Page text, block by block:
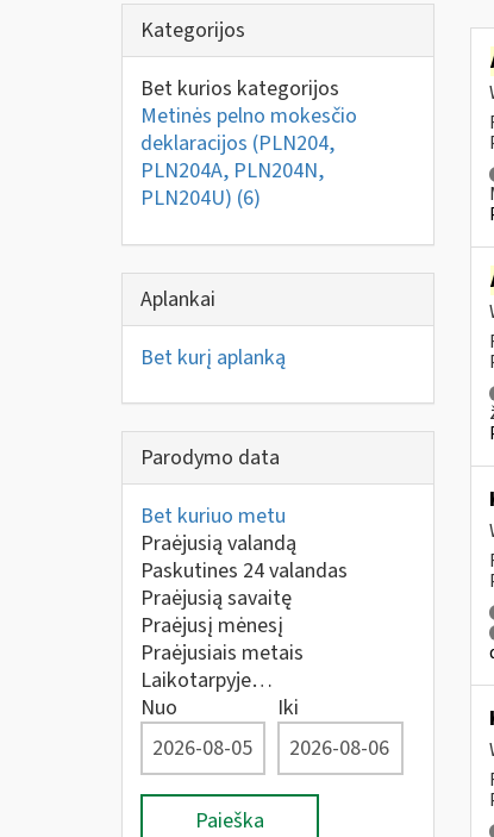
Kategorijos
Bet kurios kategorijos
Metinės pelno mokesčio
deklaracijos (PLN204,
PLN204A, PLN204N,
PLN204U) (6)
Aplankai
Bet kurį aplanką
Parodymo data
Bet kuriuo metu
Praėjusią valandą
Paskutines 24 valandas
Praėjusią savaitę
Praėjusį mėnesį
Praėjusiais metais
Laikotarpyje…
Nuo
Iki
Paieška